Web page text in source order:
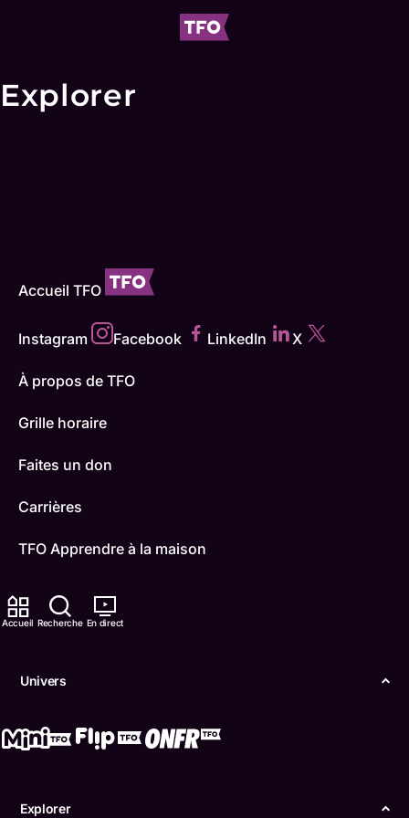
Accueil Recherche En direct
Univers
Explorer
Explorer
Accueil TFO
Instagram Facebook LinkedIn X
À propos de TFO
Grille horaire
Faites un don
Carrières
TFO Apprendre à la maison
Comment nous capter
ONFR
Conditions d'utilisation